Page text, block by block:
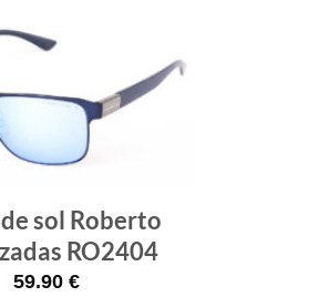
Gafas
de sol
que
sol Roberto
RO2404
59.90 €